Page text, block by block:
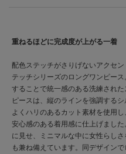
重ねるほどに完成度が上がる一着
配色ステッチがさりげないアクセ
テッチシリーズのロングワンピー
することで統一感のある洗練され
ピースは、縦のラインを強調する
よくハリのあるカット素材を使用
安心感のある着用感に仕上げまし
に見せ、ミニマルな中に女性らし
も兼ね備えています。同デザイン